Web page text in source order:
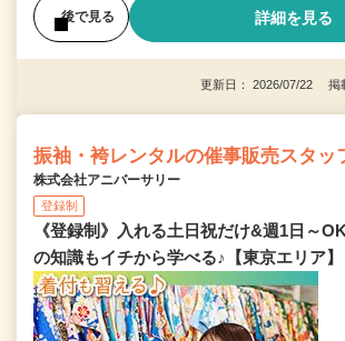
後で見る 詳細を見る
更新日： 2026/07/22 掲
振袖・袴レンタルの催事販売スタッ
株式会社アニバーサリー
登録制
《登録制》入れる土日祝だけ&週1日～
の知識もイチから学べる♪【東京エリア】